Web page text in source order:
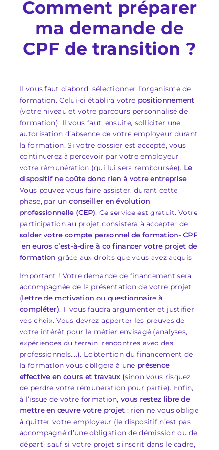
Comment préparer
ma demande de
CPF de transition ?
Il vous faut d’abord sélectionner l’organisme de
formation. Celui-ci établira votre positionnement
(votre niveau et votre parcours personnalisé de
formation). Il vous faut, ensuite, solliciter une
autorisation d’absence de votre employeur durant
la formation. Si votre dossier est accepté, vous
continuerez à percevoir par votre employeur
votre rémunération (qui lui sera remboursée). Le
dispositif ne coûte donc rien à votre entreprise.
Vous pouvez vous faire assister, durant cette
phase, par unconseiller en évolution
professionnelle (CEP). Ce service est gratuit. Votre
participation au projet consistera à accepter de
solder votre compte personnel de formation- CPF
en euros c’est-à-dire à co financer votre projet de
formation grâce aux droits que vous avez acquis
Important ! Votre demande de financement sera
accompagnée de la présentation de votre projet
(lettre de motivation ou questionnaire à
compléter). Il vous faudra argumenter et justifier
vos choix. Vous devrez apporter les preuves de
votre intérêt pour le métier envisagé (analyses,
expériences du terrain, rencontres avec des
professionnels….). L’obtention du financement de
la formation vous obligera à une présence
effective en cours et travaux (sinon vous risquez
de perdre votre rémunération pour partie). Enfin,
à l’issue de votre formation,vous restez libre de
mettre en œuvre votre projet : rien ne vous oblige
à quitter votre employeur (le dispositif n’est pas
accompagné d’une obligation de démission ou de
départ) sauf si votre projet s’inscrit dans le cadre,